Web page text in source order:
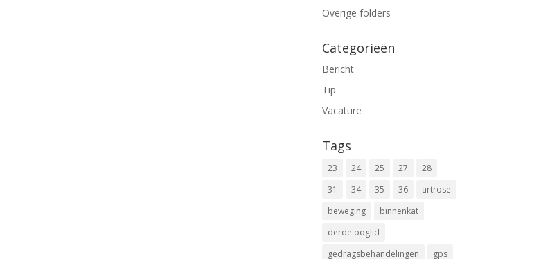
Overige folders
Categorieën
Bericht
Tip
Vacature
Tags
23 24 25 27
28
31
34 35 36
artrose
beweging
binnenkat
derde ooglid
gedragsbehandelingen
gps